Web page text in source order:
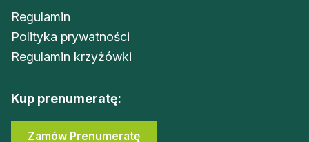
Regulamin
Polityka prywatności
Regulamin krzyżówki
Kup prenumeratę:
Zamów Prenumeratę